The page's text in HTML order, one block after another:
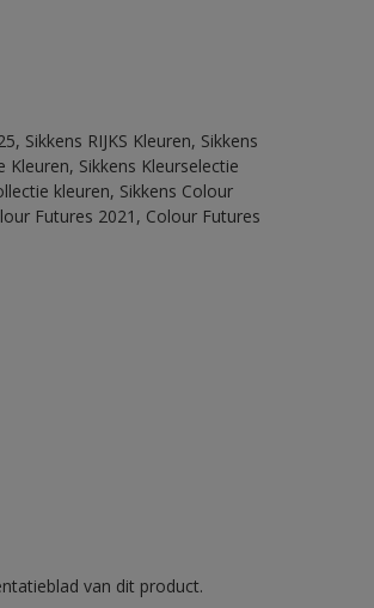
Sikkens RIJKS Kleuren, Sikkens
Kleuren, Sikkens Kleurselectie
kleuren, Sikkens Colour
Futures 2021, Colour Futures
van dit product.